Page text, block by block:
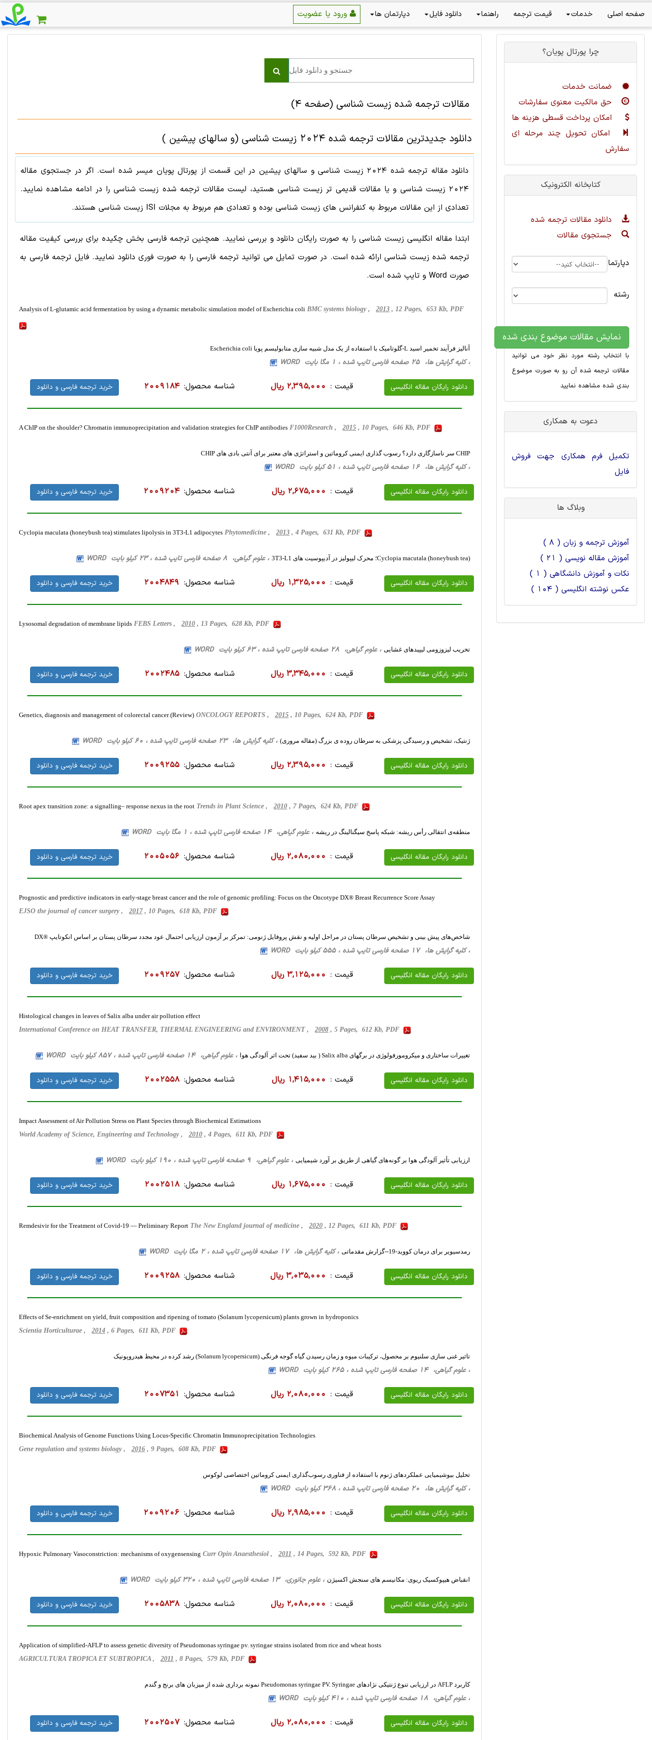
صفحه اصلی خدمات قیمت ترجمه راهنما دانلود فایل دپارتمان ها
مقالات ترجمه شده زیست شناسی (صفحه 4)
دانلود جدیدترین مقالات ترجمه شده 2024 زیست شناسی (و سالهای پیشین )
دانلود مقاله ترجمه شده 2024 زیست شناسی و سالهای پیشین در این قسمت از پورتال پویان میسر شده است. اگر در جستجوی مقاله
2024 زیست شناسی و یا مقالات قدیمی تر زیست شناسی هستید، لیست مقالات ترجمه شده زیست شناسیرا در ادامه مشاهده نمایید.
تعدادی از این مقالات مربوط به کنفرانس های زیست شناسی بوده و تعدادی هم مربوط به مجلات ISI زیست شناسی هستند.
ابتدا مقاله انگلیسی زیست شناسی را به صورت رایگان دانلود و بررسی نمایید. همچنین ترجمه فارسی بخش چکیده برای بررسی کیفیت مقاله
ترجمه شده زیست شناسی ارائه شده است. در صورت تمایل می توانید ترجمه فارسی را به صورت فوری دانلود نمایید. فایل ترجمه فارسی به
صورت Word و تایپ شده است.
Analysis of L-glutamic acid fermentation by using a dynamic metabolic simulation model of Escherichia coli BMC systems biology , 2013 , 12 Pages, 653 Kb, PDF
آنالیز فرآیند تخمیر اسید L-گلوتامیک با استفاده از یک مدل شبیه سازی متابولیسم پویا Escherichia coli
، کلیه گرایش ها، 25 صفحه فارسی تایپ شده ، 1 مگا بایت WORD
دانلود رایگان مقاله انگلیسی قیمت : 2,395,000 ریال شناسه محصول: 2009184 خرید ترجمه فارسی و دانلود
A ChIP on the shoulder? Chromatin immunoprecipitation and validation strategies for ChIP antibodies F1000Research , 2015 , 10 Pages, 646 Kb, PDF
CHIP سر ناسازگاری دارد؟ رسوب گذاری ایمنی کروماتین و استراتژی های معتبر برای آنتی بادی های CHIP
، کلیه گرایش ها، 16 صفحه فارسی تایپ شده ، 51 کیلو بایت WORD
دانلود رایگان مقاله انگلیسی قیمت : 2,675,000 ریال شناسه محصول: 2009204 خرید ترجمه فارسی و دانلود
Cyclopia maculata (honeybush tea) stimulates lipolysis in 3T3-L1 adipocytes Phytomedicine , 2013 , 4 Pages, 631 Kb, PDF
Cyclopia macutala (honeybush tea)؛ محرک لیپولیز در آدیپوسیت های 3T3-L1 ، علوم گیاهی، 8 صفحه فارسی تایپ شده ، 23 کیلو بایت WORD
دانلود رایگان مقاله انگلیسی قیمت : 1,325,000 ریال شناسه محصول: 2004849 خرید ترجمه فارسی و دانلود
Lysosomal degradation of membrane lipids FEBS Letters , 2010 , 13 Pages, 628 Kb, PDF
تخریب لیزوزومی لیپیدهای غشایی ، علوم گیاهی، 28 صفحه فارسی تایپ شده ، 63 کیلو بایت WORD
دانلود رایگان مقاله انگلیسی قیمت : 3,345,000 ریال شناسه محصول: 2002485 خرید ترجمه فارسی و دانلود
Genetics, diagnosis and management of colorectal cancer (Review) ONCOLOGY REPORTS , 2015 , 10 Pages, 624 Kb, PDF
ژنتیک، تشخیص و رسیدگی پزشکی به سرطان روده ی بزرگ (مقاله مروری) ، کلیه گرایش ها، 23 صفحه فارسی تایپ شده ، 60 کیلو بایت WORD
دانلود رایگان مقاله انگلیسی قیمت : 2,395,000 ریال شناسه محصول: 2009255 خرید ترجمه فارسی و دانلود
Root apex transition zone: a signalling– response nexus in the root Trends in Plant Science , 2010 , 7 Pages, 624 Kb, PDF
منطقه‌ی انتقالی رأس ریشه: شبکه پاسخ سیگنالینگ در ریشه ، علوم گیاهی، 14 صفحه فارسی تایپ شده ، 1 مگا بایت WORD
دانلود رایگان مقاله انگلیسی قیمت : 2,080,000 ریال شناسه محصول: 2005056 خرید ترجمه فارسی و دانلود
Prognostic and predictive indicators in early-stage breast cancer and the role of genomic profiling: Focus on the Oncotype DX® Breast Recurrence Score Assay
EJSO the journal of cancer surgery , 2017, 10 Pages, 618 Kb, PDF
شاخص‌های پیش بینی و تشخیص سرطان پستان در مراحل اولیه و نقش پروفایل ژنومی: تمرکز بر آزمون ارزیابی احتمال عود مجدد سرطان پستان بر اساس انکوتایپ ®DX
، کلیه گرایش ها، 17 صفحه فارسی تایپ شده ، 555 کیلو بایت WORD
دانلود رایگان مقاله انگلیسی قیمت : 3,125,000 ریال شناسه محصول: 2009257 خرید ترجمه فارسی و دانلود
Histological changes in leaves of Salix alba under air pollution effect
International Conference on HEAT TRANSFER, THERMAL ENGINEERING and ENVIRONMENT , 2008 , 5 Pages, 612 Kb, PDF
تغییرات ساختاری و میکرومورفولوژی در برگهای Salix alba ( بید سفید) تحت اثر آلودگی هوا ، علوم گیاهی، 14 صفحه فارسی تایپ شده ، 857 کیلو بایت WORD
دانلود رایگان مقاله انگلیسی قیمت : 1,415,000 ریال شناسه محصول: 2002558 خرید ترجمه فارسی و دانلود
Impact Assessment of Air Pollution Stress on Plant Species through Biochemical Estimations
World Academy of Science, Engineering and Technology , 2010 , 4 Pages, 611 Kb, PDF
ارزیابی تأثیر آلودگی هوا بر گونه‌های گیاهی از طریق بر آورد شیمیایی ، علوم گیاهی، 9 صفحه فارسی تایپ شده ، 190 کیلو بایت WORD
دانلود رایگان مقاله انگلیسی قیمت : 1,675,000 ریال شناسه محصول: 2002518 خرید ترجمه فارسی و دانلود
Remdesivir for the Treatment of Covid-19 — Preliminary Report The New England journal of medicine , 2020 , 12 Pages, 611 Kb, PDF
رمدسیویر برای درمان کووید-19--گزارش مقدماتی ، کلیه گرایش ها، 17 صفحه فارسی تایپ شده ، 2 مگا بایت WORD
دانلود رایگان مقاله انگلیسی قیمت : 3,035,000 ریال شناسه محصول: 2009258 خرید ترجمه فارسی و دانلود
Effects of Se-enrichment on yield, fruit composition and ripening of tomato (Solanum lycopersicum) plants grown in hydroponics
Scientia Horticulturae , 2014 , 6 Pages, 611 Kb, PDF
تاثیر غنی سازی سلنیوم بر محصول، ترکیبات میوه و زمان رسیدن گیاه گوجه فرنگی (Solanum lycopersicum) رشد کرده در محیط هیدروپونیک
، علوم گیاهی، 14 صفحه فارسی تایپ شده ، 265 کیلو بایت WORD
دانلود رایگان مقاله انگلیسی قیمت : 2,080,000 ریال شناسه محصول: 2007351 خرید ترجمه فارسی و دانلود
Biochemical Analysis of Genome Functions Using Locus-Specific Chromatin Immunoprecipitation Technologies
Gene regulation and systems biology , 2016 , 9 Pages, 608 Kb, PDF
تحلیل بیوشیمیایی عملکردهای ژنوم با استفاده از فناوری رسوب‌گذاری ایمنی کروماتین اختصاصی لوکوس
، کلیه گرایش ها، 20 صفحه فارسی تایپ شده ، 368 کیلو بایت WORD
دانلود رایگان مقاله انگلیسی قیمت : 2,985,000 ریال شناسه محصول: 2009206 خرید ترجمه فارسی و دانلود
Hypoxic Pulmonary Vasoconstriction: mechanisms of oxygensensing Curr Opin Anaesthesiol , 2011 , 14 Pages, 592 Kb, PDF
انقباض هیپوکسیک ریوی: مکانیسم های سنجش اکسیژن ، علوم جانوری، 13 صفحه فارسی تایپ شده ، 320 کیلو بایت WORD
دانلود رایگان مقاله انگلیسی قیمت : 2,080,000 ریال شناسه محصول: 2005838 خرید ترجمه فارسی و دانلود
Application of simplified-AFLP to assess genetic diversity of Pseudomonas syringae pv. syringae strains isolated from rice and wheat hosts
AGRICULTURA TROPICA ET SUBTROPICA , 2011 , 8 Pages, 579 Kb, PDF
کاربرد AFLP در ارزیابی تنوع ژنتیکی نژادهای Pseudomonas syringae PV. Syringae نمونه برداری شده از میزبان های برنج و گندم
، علوم گیاهی، 18 صفحه فارسی تایپ شده ، 410 کیلو بایت WORD
دانلود رایگان مقاله انگلیسی قیمت : 2,080,000 ریال شناسه محصول: 2002507 خرید ترجمه فارسی و دانلود
چرا پورتال پویان؟
ضمانت خدمات
حق مالکیت معنوی سفارشات
امکان پرداخت قسطی هزینه ها
امکان تحویل چند مرحله ای
سفارش
کتابخانه الکترونیک
دانلود مقالات ترجمه شده
جستجوی مقالات
دپارتمان
رشته
نمایش مقالات موضوع بندی شده
با انتخاب رشته مورد نظر خود می توانید
مقالات ترجمه شده آن رو به صورت موضوع
بندی شده مشاهده نمایید
دعوت به همکاری
تکمیل فرم همکاری جهت فروش
فایل
وبلاگ ها
آموزش ترجمه و زبان ( 8 )
آموزش مقاله نویسی ( 21 )
نکات و آموزش دانشگاهی ( 1 )
عکس نوشته انگلیسی ( 104 )